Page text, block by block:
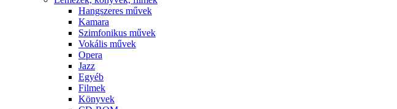
Hangszeres művek
Kamara
Szimfonikus művek
Vokális művek
Opera
Jazz
Egyéb
Filmek
Könyvek